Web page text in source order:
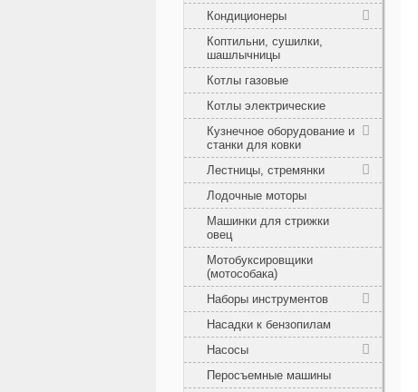
Кондиционеры
Коптильни, сушилки,
шашлычницы
Котлы газовые
Котлы электрические
Кузнечное оборудование и
станки для ковки
Лестницы, стремянки
Лодочные моторы
Машинки для стрижки
овец
Мотобуксировщики
(мотособака)
Наборы инструментов
Насадки к бензопилам
Насосы
Перосъемные машины